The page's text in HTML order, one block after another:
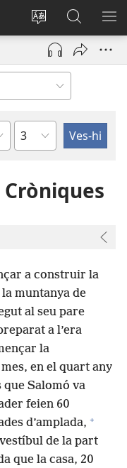
Canvia
d’idioma
Inicia
sessió
(obre
finestra
Cerca
jw.org
Capítol
a construir la
muntanya de
al seu pare
a l’era
la
en el quart any
Salomó va
feien 60
d’amplada, +
de la part
que la casa, 20